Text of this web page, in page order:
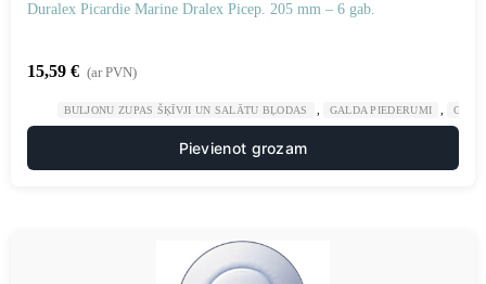
Duralex Picardie Marine Dralex Picep. 205 mm – 6 gab.
15,59 € (ar PVN)
BULJONU ZUPAS ŠĶĪVJI UN SALĀTU BĻODAS GALDA PIEDERUMI
Pievienot grozam